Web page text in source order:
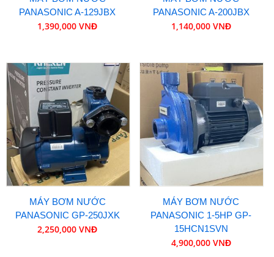
PANASONIC A-129JBX
1,390,000 VNĐ
PANASONIC A-200JBX
1,140,000 VNĐ
MÁY BƠM NƯỚC
PANASONIC GP-250JXK
2,250,000 VNĐ
MÁY BƠM NƯỚC
PANASONIC 1-5HP GP-
15HCN1SVN
4,900,000 VNĐ